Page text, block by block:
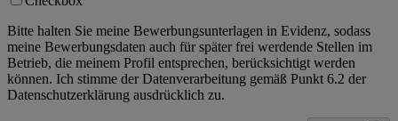
Bitte halten Sie meine Bewerbungsunterlagen in Evidenz, sodass
meine Bewerbungsdaten auch für später frei werdende Stellen im
Betrieb, die meinem Profil entsprechen, berücksichtigt werden
können. Ich stimme der Datenverarbeitung gemäß Punkt 6.2 der
Datenschutzerklärung ausdrücklich zu.